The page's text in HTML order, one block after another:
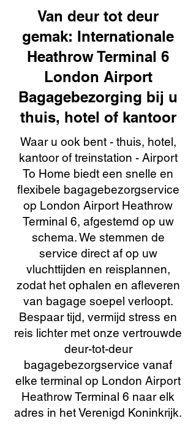
Van deur tot deur
gemak: Internationale
Heathrow Terminal 6
London Airport
Bagagebezorging bij u
thuis, hotel of kantoor
Waar u ook bent - thuis, hotel,
kantoor of treinstation - Airport
To Home biedt een snelle en
flexibele bagagebezorgservice
op London Airport Heathrow
Terminal 6, afgestemd op uw
schema. We stemmen de
service direct af op uw
vluchttijden en reisplannen,
zodat het ophalen en afleveren
van bagage soepel verloopt.
Bespaar tijd, vermijd stress en
reis lichter met onze vertrouwde
deur-tot-deur
bagagebezorgservice vanaf
elke terminal op London Airport
Heathrow Terminal 6 naar elk
adres in het Verenigd Koninkrijk.